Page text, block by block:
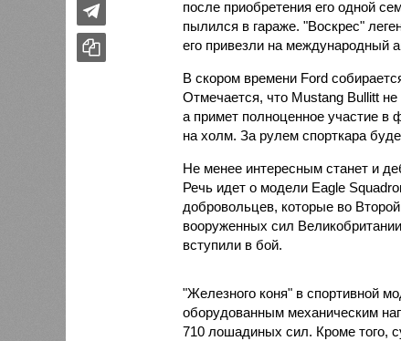
после приобретения его одной
пылился в гараже. "Воскрес"
его привезли на международный
В скором времени Ford
Отмечается, что Mustang Bullitt
а примет полноценное участие в
на холм. За рулем спорткара
Не менее интересным станет и
Речь идет о модели Eagle
добровольцев, которые во
вооруженных сил
вступили в бой.
"Железного коня" в спортивной
оборудованным механическим
710 лошадиных сил. Кроме того,